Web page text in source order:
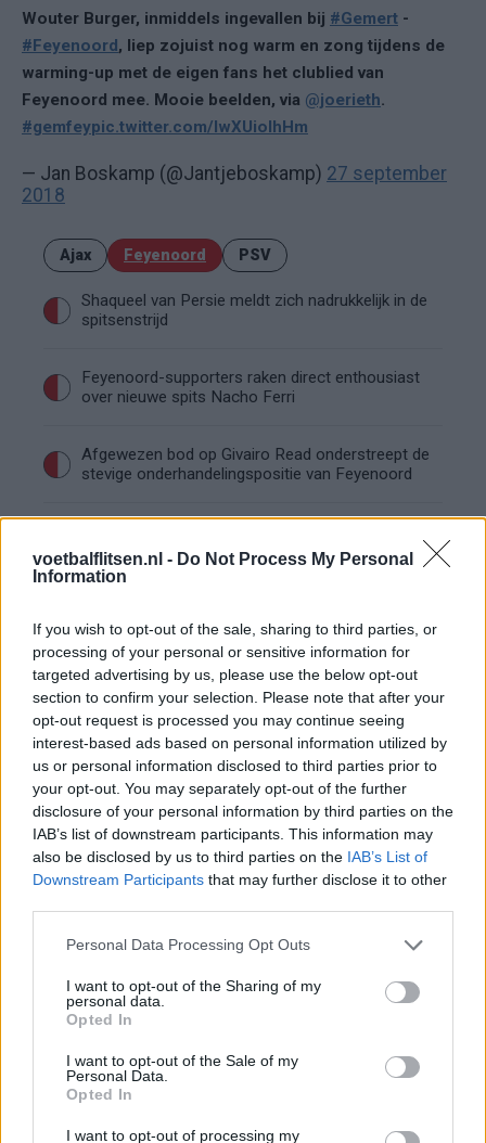
voetbalflitsen.nl - Do Not Process My Personal
Information
If you wish to opt-out of the sale, sharing to third parties, or
processing of your personal or sensitive information for
targeted advertising by us, please use the below opt-out
section to confirm your selection. Please note that after your
opt-out request is processed you may continue seeing
interest-based ads based on personal information utilized by
us or personal information disclosed to third parties prior to
your opt-out. You may separately opt-out of the further
disclosure of your personal information by third parties on the
IAB’s list of downstream participants. This information may
also be disclosed by us to third parties on the IAB’s List of
Downstream Participants that may further disclose it to other
Personal Data Processing Opt Outs
I want to opt-out of the Sharing of my
personal data.
Opted In
I want to opt-out of the Sale of my
Personal Data.
Opted In
I want to opt-out of processing my
Wouter Burger, inmiddels ingevallen bij #Gemert -
#Feyenoord, liep zojuist nog warm en zong tijdens de
warming-up met de eigen fans het clublied van
Feyenoord mee. Mooie beelden, via @joerieth.
#gemfeypic.twitter.com/IwXUiolhHm
— Jan Boskamp (@Jantjeboskamp) 27 september
2018
Ajax Feyenoord PSV
Shaqueel van Persie meldt zich nadrukkelijk in de
spitsenstrijd
Feyenoord-supporters raken direct enthousiast
over nieuwe spits Nacho Ferri
Afgewezen bod op Givairo Read onderstreept de
stevige onderhandelingspositie van Feyenoord
transfersignaal
Feyenoord lost met nieuwe controleur direct
groot probleem van vorig seizoen op
Feyenoord begint voorbereiding overtuigend: zo
ziet de route naar de seizoensstart eruit
Givairo Read spreekt zich uit over Feyenoord-
toekomst: 'Het kan nog alle kanten op'
Feyenoord zoekt nieuwe nummer één na
dreigend vertrek Wellenreuther
Feyenoord doet voorstel aan beoogde nieuwe
eerste keeper
Saoedische topclub maakt werk van Hadj
Moussa: Feyenoord wacht op bod